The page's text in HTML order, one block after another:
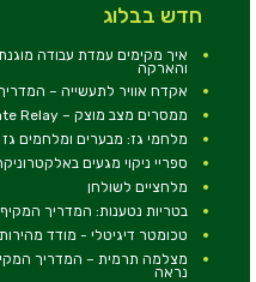
חדש בבלוג
והארקה
אקדח אוויר לתעשייה –
ממסרים מצב מוצק – Solid State Relay
מלחמי גז: מבערים ומלחמים גז
ספריי ניקוי מגעים
מלחציים לשולחן
בטריות נטענות: המדריך
טכומטר דיגיטלי - מודד מהירות
מצלמה תרמית – המדריך
נראה